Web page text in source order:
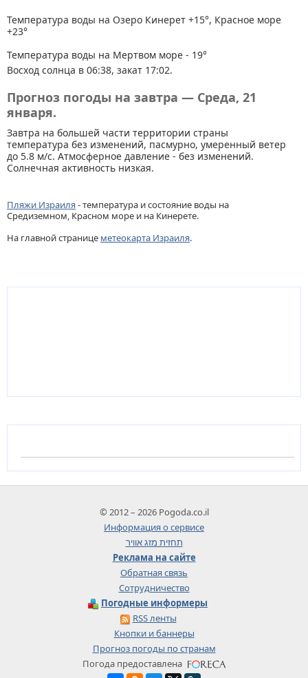
Температура воды на Озеро Кинерет +15°, Красное море
+23°
Температура воды на Мертвом море - 19°
Восход солнца в 06:38, закат 17:02.
Прогноз погоды на завтра — Среда, 21
января.
Завтра на большей части территории страны
температура без изменений, пасмурно, умеренный ветер
до 5.8 м/с. Атмосферное давление - без изменений.
Солнечная активность низкая.
Пляжи Израиля- температура и состояние воды на
Средиземном, Красном море и на Кинерете.
На главной странице метеокарта Израиля.
© 2012 – 2026 Pogoda.co.il
Информация о сервисе
תחזית מזג אוויר
Реклама на сайте
Обратная связь
Сотрудничество
Погодные информеры
RSS ленты
Кнопки и баннеры
Прогноз погоды по странам
Погода предоставлена